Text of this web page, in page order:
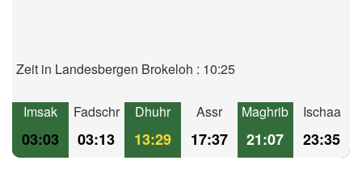
Zeit in Landesbergen Brokeloh : 10:25
Imsak
03:03
Fadschr
03:13
Dhuhr
13:29
Assr
17:37
Maghrib
21:07
Ischaa
23:35